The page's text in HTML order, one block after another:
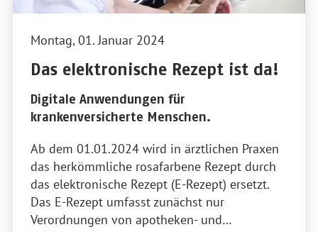
Montag, 01. Januar 2024
Das elektronische Rezept ist da!
Digitale Anwendungen für
krankenversicherte Menschen.
Ab dem 01.01.2024 wird in ärztlichen Praxen
das herkömmliche rosafarbene Rezept durch
das elektronische Rezept (E-Rezept) ersetzt.
Das E-Rezept umfasst zunächst nur
Verordnungen von apotheken- und…